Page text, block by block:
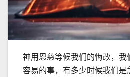
神用恩慈等候我们的悔改，
容易的事，有多少时候我们